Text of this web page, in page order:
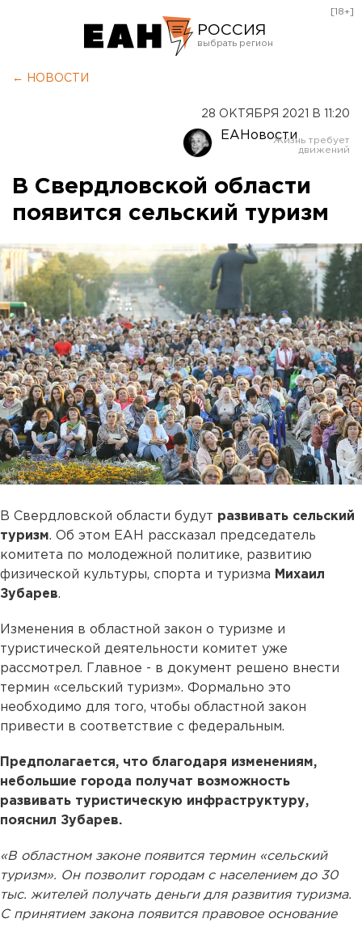
РОССИЯ
Оренбург
[18+]
← НОВОСТИ
28 ОКТЯБРЯ 2021 В 11:20
ЕАНовости
В Свердловской области
появится сельский туризм
В Свердловской области будут развивать сельский
туризм. Об этом ЕАН рассказал председатель
комитета по молодежной политике, развитию
физической культуры, спорта и туризма Михаил
Зубарев.
Изменения в областной закон о туризме и
туристической деятельности комитет уже
рассмотрел. Главное - в документ решено внести
термин «сельский туризм». Формально это
необходимо для того, чтобы областной закон
привести в соответствие с федеральным.
Предполагается, что благодаря изменениям,
небольшие города получат возможность
развивать туристическую инфраструктуру,
пояснил Зубарев.
«В областном законе появится термин «сельский
туризм». Он позволит городам с населением до 30
тыс. жителей получать деньги для развития туризма.
С принятием закона появится правовое основание